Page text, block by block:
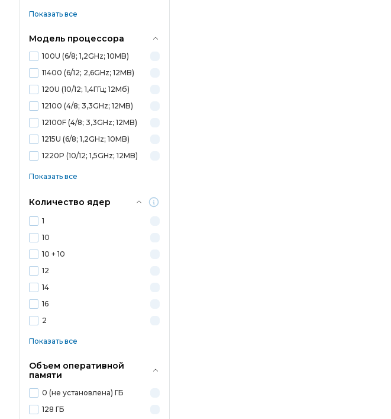
Показать все
Модель процессора
100U (6/8; 1,2GHz; 10MB)
11400 (6/12; 2,6GHz; 12MB)
120U (10/12; 1,4ГГц; 12Мб)
12100 (4/8; 3,3GHz; 12MB)
12100F (4/8; 3,3GHz; 12MB)
1215U (6/8; 1,2GHz; 10MB)
1220P (10/12; 1,5GHz; 12MB)
Показать все
Количество ядер
1
10
10 + 10
12
14
16
2
Показать все
Объем оперативной
памяти
0 (не установлена) ГБ
128 ГБ